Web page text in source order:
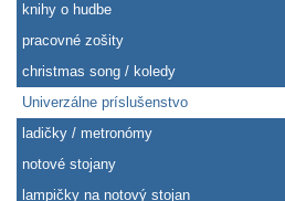
knihy o hudbe
pracovné zošity
christmas song / koledy
Univerzálne príslušenstvo
ladičky / metronómy
notové stojany
lampičky na notový stojan